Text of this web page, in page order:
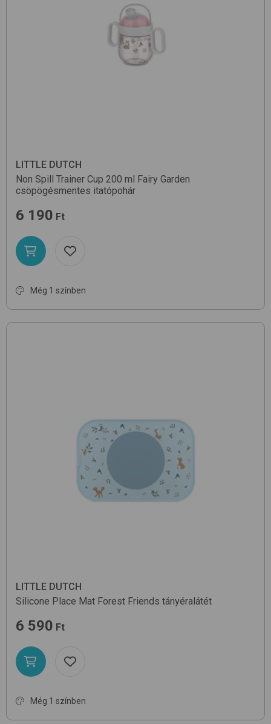
LITTLE DUTCH
Non Spill Trainer Cup 200 ml
Fairy Garden
csöpögésmentes itatópohár
6 190 Ft
Még 1 színben
LITTLE DUTCH
Silicone Place Mat Forest Friends tányéralátét
6 590 Ft
Még 1 színben